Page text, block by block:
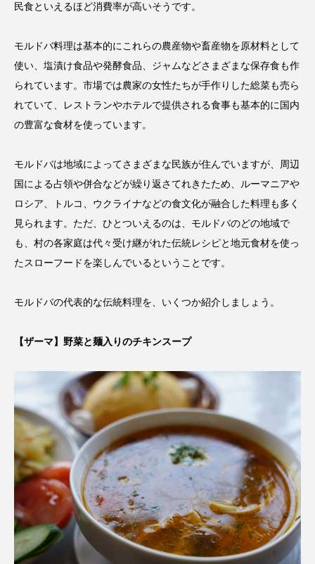
民食といえるほど消費率が高いそうです。
モルドバ料理は基本的にこれらの農産物や畜産物を原材料として
使い、塩漬け食品や発酵食品、ジャムなどさまざまな保存食も作
られています。市場では農家の女性たちが手作りした総菜も売ら
れていて、レストランやホテルで提供される食事も基本的に国内
の豊富な食材を使っています。
モルドバは地域によってさまざまな民族が住んでいますが、周辺
国による占領や併合などが繰り返さてれきたため、ルーマニアや
ロシア、トルコ、ウクライナなどの食文化が融合した料理も多く
見られます。ただ、ひとついえるのは、モルドバのどの地域で
も、村の各家庭は代々受け継がれた伝統レシピと地元食材を使っ
たスローフードを楽しんでいるということです。
モルドバの代表的な伝統料理を、いくつか紹介しましょう。
【ザーマ】野菜と麺入りのチキンスープ